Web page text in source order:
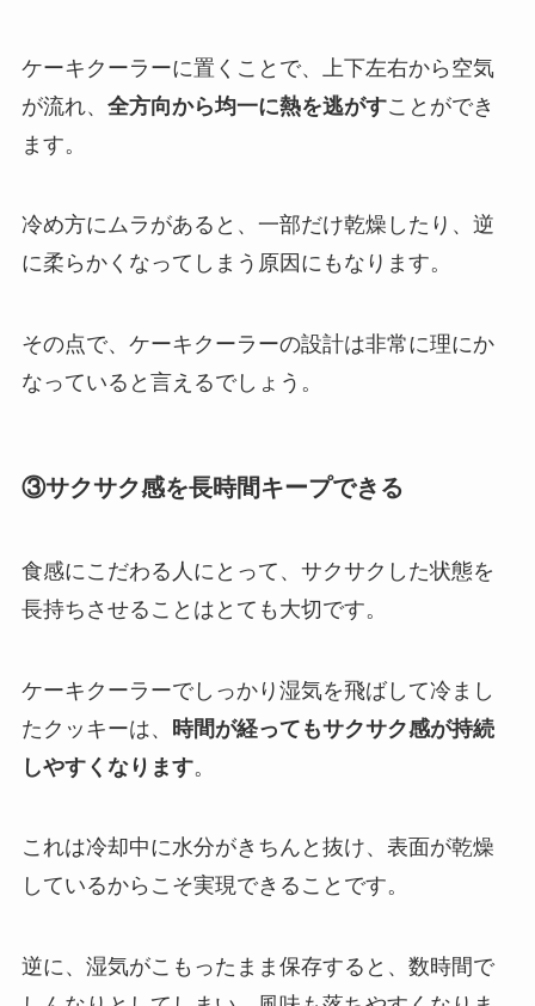
ケーキクーラーに置くことで、上下左右から空気
が流れ、 全方向から均一に熱を逃がすことができ
ます。
冷め方にムラがあると、一部だけ乾燥したり、逆
に柔らかくなってしまう原因にもなります。
その点で、ケーキクーラーの設計は非常に理にか
なっていると言えるでしょう。
③サクサク感を長時間キープできる
食感にこだわる人にとって、サクサクした状態を
長持ちさせることはとても大切です。
ケーキクーラーでしっかり湿気を飛ばして冷まし
たクッキーは、
時間が経ってもサクサク感が持続
しやすくなります。
これは冷却中に水分がきちんと抜け、表面が乾燥
しているからこそ実現できることです。
逆に、湿気がこもったまま保存すると、数時間で